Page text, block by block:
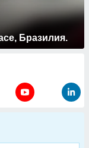
Бразилия.